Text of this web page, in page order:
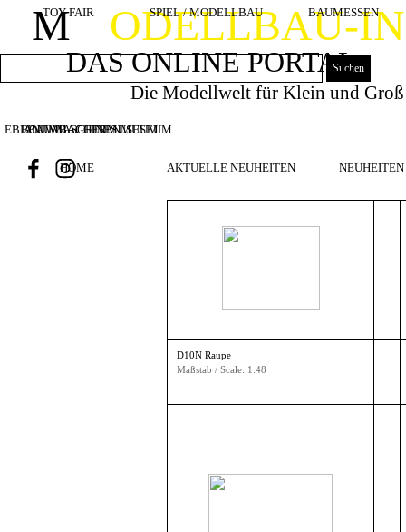
Direkt zum SeiteninhaltODELLBAU-
M
TOY FAIR SPIEL / MODELLBAU BAUMESSEN
DAS ONLINE PORTAL
Suchen
Die Modellwelt für Klein und Groß
BOUWMACHINES
BAUMASCHINENMUSEUM
EBIANUMBAGGERMUSEUM
HOME AKTUELLE NEUHEITEN
D10N Raupe
Maßstab / Scale: 1:48